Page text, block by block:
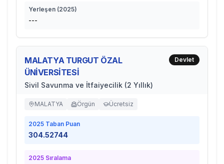
Yerleşen (2025)
---
MALATYA TURGUT ÖZAL
ÜNİVERSİTESİ
Sivil Savunma ve İtfaiyecilik (2 Yıllık)
Devlet
MALATYA Örgün Ücretsiz
2025 Taban Puan
304.52744
2025 Sıralama